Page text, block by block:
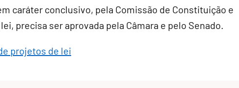
caráter conclusivo, pela Comissão de Constituição e
precisa ser aprovada pela Câmara e pelo Senado.
projetos de lei